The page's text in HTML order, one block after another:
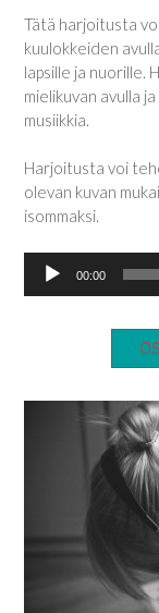
Tätä harjoitusta
kuulokkeiden
lapsille ja nuorille.
mielikuvan avulla
musiikkia.
Harjoitusta voi
olevan kuvan
isommaksi.
Äänitoistin
00:00